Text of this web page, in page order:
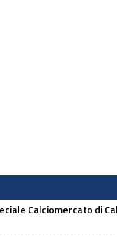
Calciomercato di